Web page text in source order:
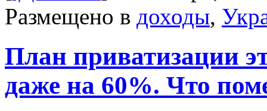
Размещено в доходы,
План приватизации
даже на 60%. Что